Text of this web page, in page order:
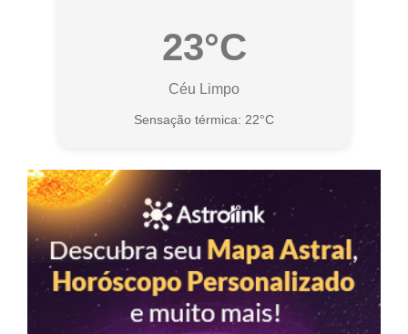
23°C
Céu Limpo
Sensação térmica: 22°C